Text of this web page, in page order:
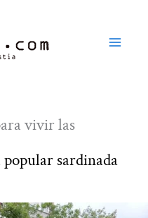
vivir las
sardinada